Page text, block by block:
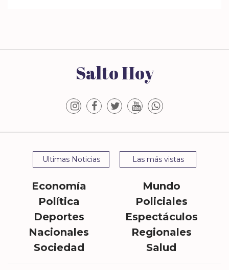
Salto Hoy
Ultimas Noticias Las más vistas
Economía
Mundo
Política
Policiales
Deportes
Espectáculos
Nacionales
Regionales
Sociedad
Salud